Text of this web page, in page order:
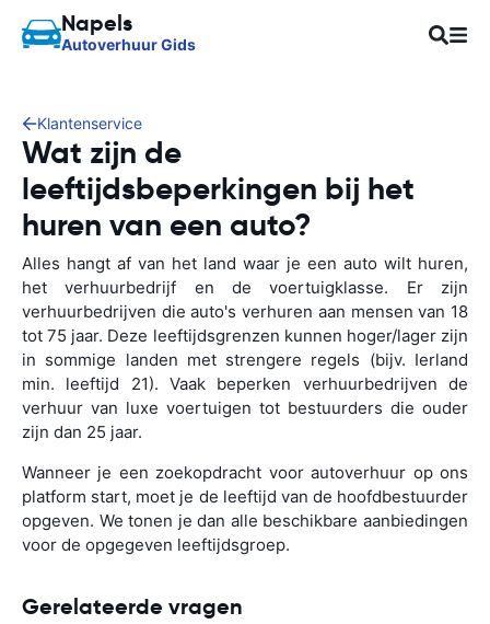
Napels
Autoverhuur Gids
Klantenservice
Wat zijn de
leeftijdsbeperkingen bij het
huren van een auto?
Alles hangt af van het land waar je een auto wilt huren,
het verhuurbedrijf en de voertuigklasse. Er zijn
verhuurbedrijven die auto's verhuren aan mensen van 18
tot 75 jaar. Deze leeftijdsgrenzen kunnen hoger/lager zijn
in sommige landen met strengere regels (bijv. Ierland
min. leeftijd 21). Vaak beperken verhuurbedrijven de
verhuur van luxe voertuigen tot bestuurders die ouder
zijn dan 25 jaar.
Wanneer je een zoekopdracht voor autoverhuur op ons
platform start, moet je de leeftijd van de hoofdbestuurder
opgeven. We tonen je dan alle beschikbare aanbiedingen
voor de opgegeven leeftijdsgroep.
Gerelateerde vragen